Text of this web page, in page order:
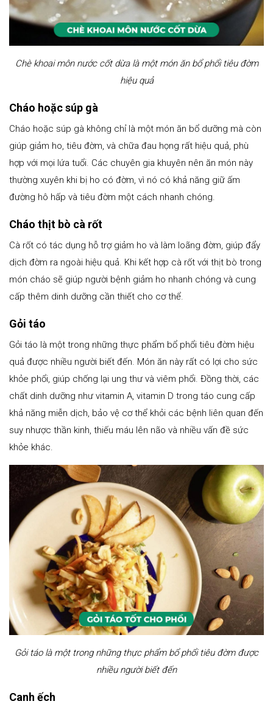
Chè khoai môn nước cốt dừa là một món ăn bổ phổi tiêu đờm
hiệu quả
Cháo hoặc súp gà
Cháo hoặc súp gà không chỉ là một món ăn bổ dưỡng mà còn
giúp giảm ho, tiêu đờm, và chữa đau họng rất hiệu quả, phù
hợp với mọi lứa tuổi. Các chuyên gia khuyên nên ăn món này
thường xuyên khi bị ho có đờm, vì nó có khả năng giữ ấm
đường hô hấp và tiêu đờm một cách nhanh chóng.
Cháo thịt bò cà rốt
Cà rốt có tác dụng hỗ trợ giảm ho và làm loãng đờm, giúp đẩy
dịch đờm ra ngoài hiệu quả. Khi kết hợp cà rốt với thịt bò trong
món cháo sẽ giúp người bệnh giảm ho nhanh chóng và cung
cấp thêm dinh dưỡng cần thiết cho cơ thể.
Gỏi táo
Gỏi táo là một trong những thực phẩm bổ phổi tiêu đờm hiệu
quả được nhiều người biết đến. Món ăn này rất có lợi cho sức
khỏe phổi, giúp chống lại ung thư và viêm phổi. Đồng thời, các
chất dinh dưỡng như vitamin A, vitamin D trong táo cung cấp
khả năng miễn dịch, bảo vệ cơ thể khỏi các bệnh liên quan đến
suy nhược thần kinh, thiếu máu lên não và nhiều vấn đề sức
khỏe khác.
Gỏi táo là một trong những thực phẩm bổ phổi tiêu đờm được
nhiều người biết đến
Canh ếch